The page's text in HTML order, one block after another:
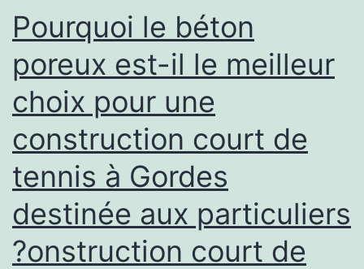
à
Gordes
améliore-
t-
elle
le
confort
d’un
usage
résidentiel
Pourquoi le béton
poreux est-il le meilleur
choix pour une
construction court de
tennis à Gordes
destinée aux particuliers
?onstruction court de